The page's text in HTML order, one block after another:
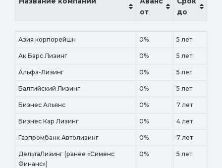
от
до
Название компании
Аванс
Срок
Азия корпорейшн 0% 5 лет
Ак Барс Лизинг 0% 5 лет
Альфа-Лизинг 0% 5 лет
Балтийский Лизинг 0% 5 лет
Бизнес Альянс 0% 7 лет
Бизнес Кар Лизинг 0% 4 лет
Газпромбанк Автолизинг 0% 7 лет
ДельтаЛизинг (ранее «Сименс
Финанс»)
0% 5 лет